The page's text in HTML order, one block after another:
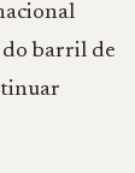
do barril de